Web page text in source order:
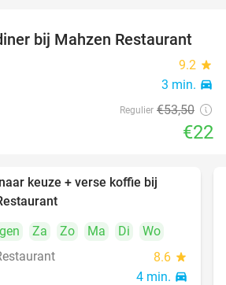
59%
bij Mahzen Restaurant
9.2 star
3 min. directions_car
Regulier €53,50
€22
keuze + verse koffie bij
Za Zo Ma Di
Wo
8.6 star
4 min. directions_car